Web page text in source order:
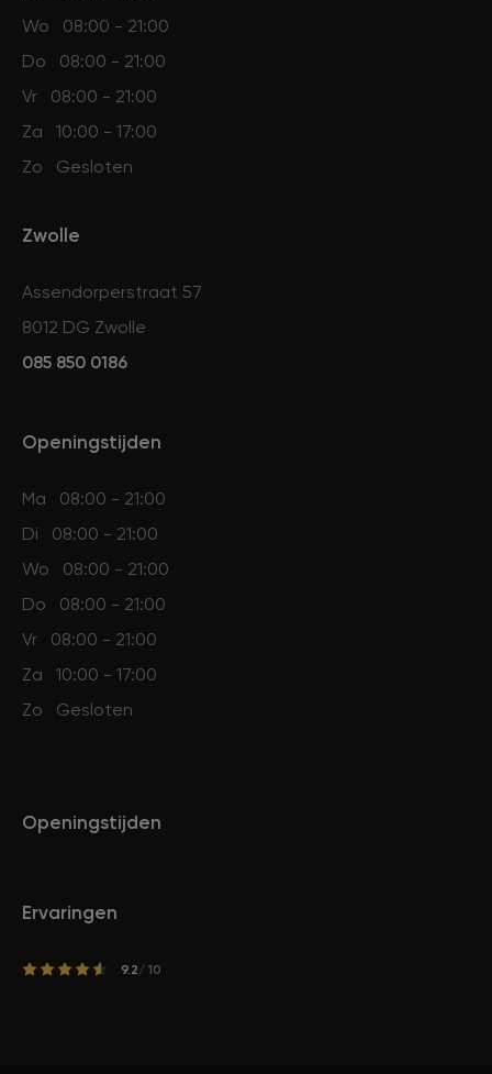
Wo
08:00 - 21:00
Do
08:00 - 21:00
Vr
08:00 - 21:00
Za
10:00 - 17:00
Zo
Gesloten
Zwolle
Assendorperstraat 57
8012 DG Zwolle
085 850 0186
Openingstijden
Ma
08:00 - 21:00
Di
08:00 - 21:00
Wo
08:00 - 21:00
Do
08:00 - 21:00
Vr
08:00 - 21:00
Za
10:00 - 17:00
Zo
Gesloten
Openingstijden
Ervaringen
9.2/ 10